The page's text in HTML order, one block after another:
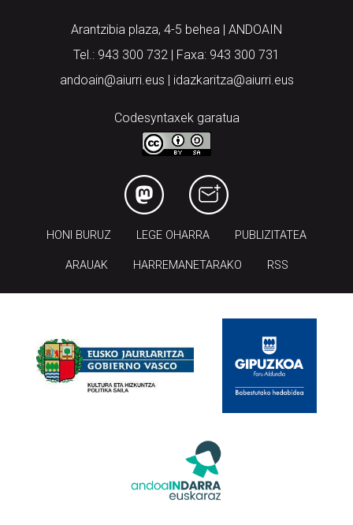
Arantzibia plaza, 4-5 behea | ANDOAIN
Tel.: 943 300 732 | Faxa: 943 300 731
andoain@aiurri.eus | idazkaritza@aiurri.eus
Codesyntaxek garatua
HONI BURUZ LEGE OHARRA PUBLIZITATEA
ARAUAK HARREMANETARAKO RSS